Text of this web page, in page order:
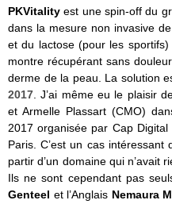
PKVitalityest une spin-off du
dans la mesure non invasive
et du lactose (pour les
montre récupérant sans
derme de la peau. La solution
2017. J’ai même eu le plaisir
et Armelle Plassart (CMO)
2017 organisée par Cap
Paris. C’est un cas intéressant
partir d’un domaine qui n’avait
Ils ne sont cependant pas
Genteel et l’Anglais Nemaura